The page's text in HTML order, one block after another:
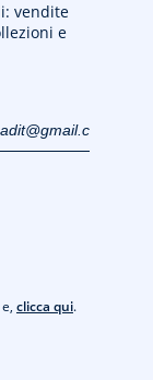
vendite
e
clicca qui.